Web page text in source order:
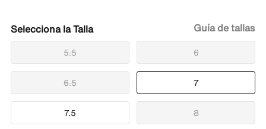
Talla
5.5 6
6.5 7
7.5 8
Guía de tallas